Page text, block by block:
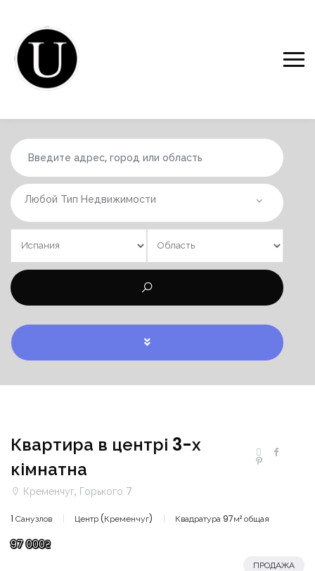
Любой Тип Недвижимости
Квартира в центрі 3-х
кімнатна
Кременчуг, Горького 7
1 Санузлов Центр (Кременчуг) Квадратура 97м² общая
97 000₴
ПРОДАЖА